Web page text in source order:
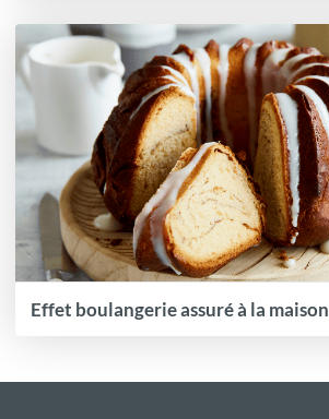
Effet boulangerie assuré à la maison